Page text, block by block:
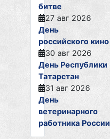
битве
27 авг 2026
День
российского кино
30 авг 2026
День Республики
Татарстан
31 авг 2026
День
ветеринарного
работника России